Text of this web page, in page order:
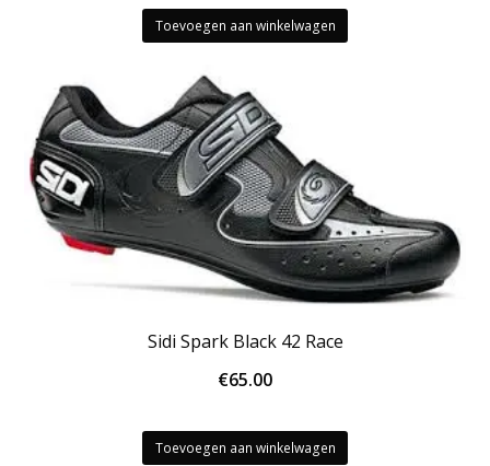
Toevoegen aan winkelwagen
Sidi Spark Black 42 Race
€65.00
Toevoegen aan winkelwagen